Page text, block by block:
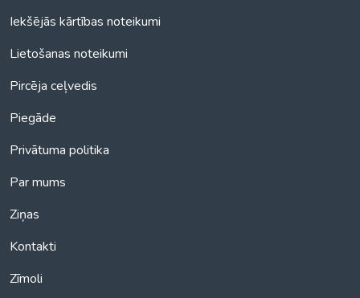
Iekšējās kārtības noteikumi
Lietošanas noteikumi
Pircēja ceļvedis
Piegāde
Privātuma politika
Par mums
Ziņas
Kontakti
Zīmoli